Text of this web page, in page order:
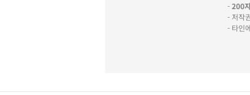
-200
- 저작
- 타인